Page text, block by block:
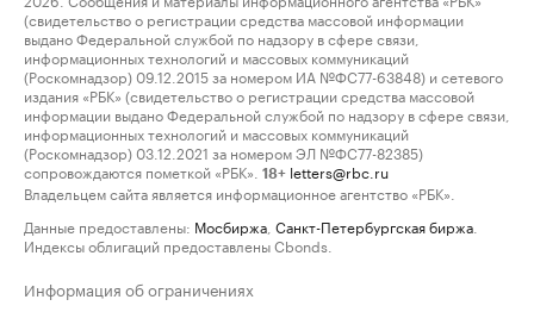
(свидетельство о регистрации средства массовой информации
выдано Федеральной службой по надзору в сфере связи,
информационных технологий и массовых коммуникаций
(Роскомнадзор) 09.12.2015 за номером ИА №ФС77-63848) и сетевого
издания «РБК» (свидетельство о регистрации средства массовой
информации выдано Федеральной службой по надзору в сфере связи,
информационных технологий и массовых коммуникаций
(Роскомнадзор) 03.12.2021 за номером ЭЛ №ФС77-82385)
сопровождаются пометкой «РБК».
18+ letters@rbc.ru
Владельцем сайта является информационное агентство «РБК».
Данные предоставлены: Мосбиржа Санкт-Петербургская биржа
Индексы облигаций предоставлены Cbonds.
Информация об ограничениях